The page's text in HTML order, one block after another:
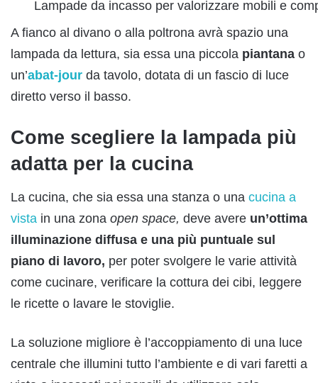
Lampade da incasso per valorizzare mobili e
A fianco al divano o alla poltrona avrà spazio una
lampada da lettura, sia essa una piccola piantana o
un’abat-jour da tavolo, dotata di un fascio di luce
diretto verso il basso.
Come scegliere la lampada più
adatta per la cucina
La cucina, che sia essa una stanza o una cucina a
vista in una zona open space, deve avere un’ottima
illuminazione diffusa e una più puntuale sul
piano di lavoro, per poter svolgere le varie attività
come cucinare, verificare la cottura dei cibi, leggere
le ricette o lavare le stoviglie.
La soluzione migliore è l’accoppiamento di una luce
centrale che illumini tutto l’ambiente e di vari faretti a